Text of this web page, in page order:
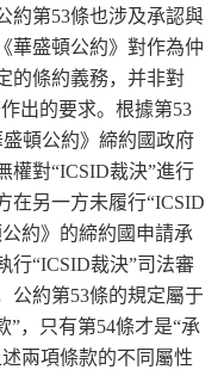
約第53條也涉及承認與
華盛頓公約》對作為仲
的條約義務，并非對
出的要求。根據第53
頓公約》締約國政府
權對“ICSID裁決”進行
在另一方未履行“ICSID
約》的締約國申請承
行“ICSID裁決”司法審
公約第53條的規定屬于
”，只有第54條才是“承
兩項條款的不同屬性